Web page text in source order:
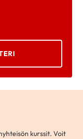
kurssit. Voit